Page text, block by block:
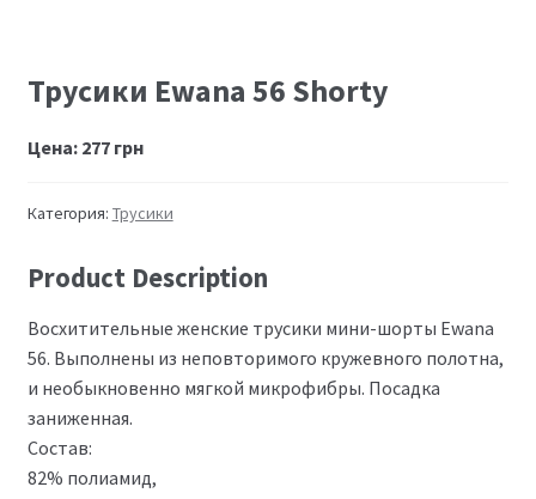
Трусики Ewana 56 Shorty
Цена: 277грн
Категория: Трусики
Product Description
Восхитительные женские трусики мини-шорты Ewana
56. Выполнены из неповторимого кружевного полотна,
и необыкновенно мягкой микрофибры. Посадка
заниженная.
Состав:
82% полиамид,